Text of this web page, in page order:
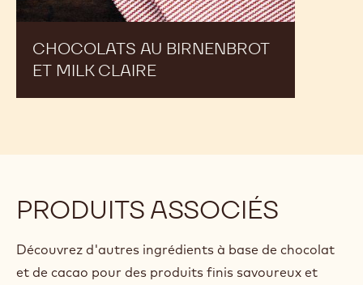
CHOCOLATS AU BIRNENBROT
ET MILK CLAIRE
PRODUITS ASSOCIÉS
Découvrez d'autres ingrédients à base de chocolat
et de cacao pour des produits finis savoureux et